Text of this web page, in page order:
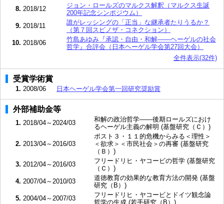
8. 2018/12
ジョン・ロールズのマルクス解釈（マルクス生誕
200年記念シンポジウム）
9. 2018/11
誰がレッシングの「正当」な継承者たりうるか？
（第７回スピノザ・コネクション）
10. 2018/06
竹島あゆみ『承認・自由・和解――ヘーゲルの社会
哲学』合評会（日本ヘーゲル学会第27回大会）
全件表示(32件)
受賞学術賞
1. 2008/06 日本ヘーゲル学会第一回研究奨励賞
外部補助金等
1. 2018/04～2024/03
和解の政治哲学――後期ロールズにおけ
るヘーゲル主義の解明 (基盤研究（Ｃ）)
2. 2013/04～2016/03
ポスト３・１１的危機からみる＜理性＞
＜欲求＞＜市民社会＞の再審 (基盤研究
（Ｂ）)
3. 2012/04～2016/03
フリードリヒ・ヤコービの哲学 (基盤研究
（Ｃ）)
4. 2007/04～2010/03
道徳教育の効果的な教育方法の開発 (基盤
研究（B）)
5. 2004/04～2007/03
フリードリヒ・ヤコービとドイツ観念論
哲学の生成 (若手研究（B）)